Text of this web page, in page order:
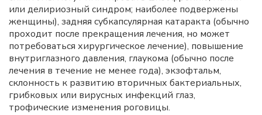
или делириозный синдром; наиболее подвержены
женщины), задняя субкапсулярная катаракта (обычно
проходит после прекращения лечения, но может
потребоваться хирургическое лечение), повышение
внутриглазного давления, глаукома (обычно после
лечения в течение не менее года), экзофтальм,
склонность к развитию вторичных бактериальных,
грибковых или вирусных инфекций глаз,
трофические изменения роговицы.